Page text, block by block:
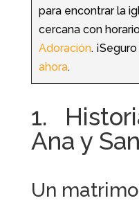
para encontrar la
cercana con
Adoración.
ahora.
1.
Ana y
Un